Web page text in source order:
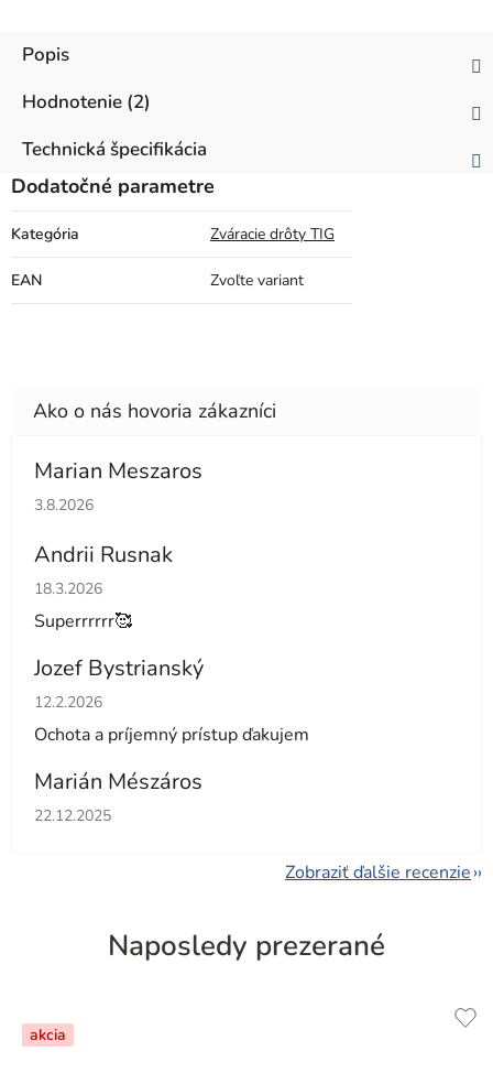
Popis
Hodnotenie (2)
Technická špecifikácia
Dodatočné parametre
Kategória Zváracie drôty TIG
EAN Zvoľte variant
Marian Meszaros
Hodnotenie obchodu je 5 z 5 hviezdičiek.
3.8.2026
Andrii Rusnak
Hodnotenie obchodu je 5 z 5 hviezdičiek.
18.3.2026
Superrrrrr🥰
Jozef Bystrianský
Hodnotenie obchodu je 5 z 5 hviezdičiek.
12.2.2026
Ochota a príjemný prístup ďakujem
Marián Mészáros
Hodnotenie obchodu je 5 z 5 hviezdičiek.
22.12.2025
Zobraziť ďalšie recenzie
Naposledy prezerané
akcia